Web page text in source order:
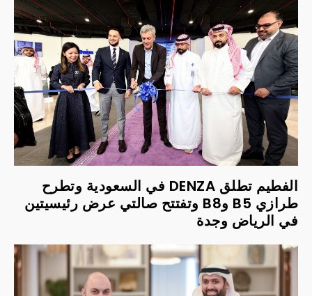
الفطيم تطلق DENZA في السعودية وتطرح
طرازي B5 وB8 وتفتتح صالتي عرض رئيسيتين
في الرياض وجدة